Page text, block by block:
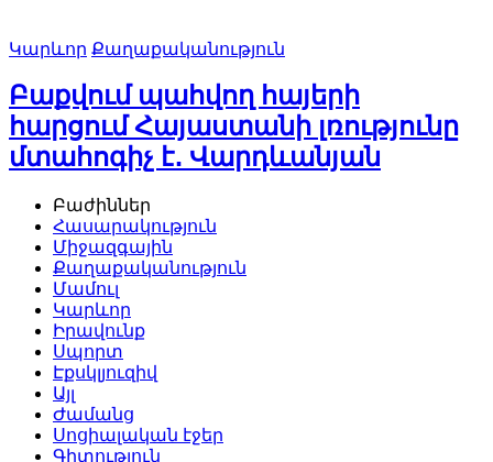
Կարևոր Քաղաքականություն
Բաքվում պահվող հայերի
հարցում Հայաստանի լռությունը
մտահոգիչ է․ Վարդևանյան
Բաժիններ
Հասարակություն
Միջազգային
Քաղաքականություն
Մամուլ
Կարևոր
Իրավունք
Սպորտ
Էքսկլյուզիվ
Այլ
Ժամանց
Սոցիալական էջեր
Գիտություն